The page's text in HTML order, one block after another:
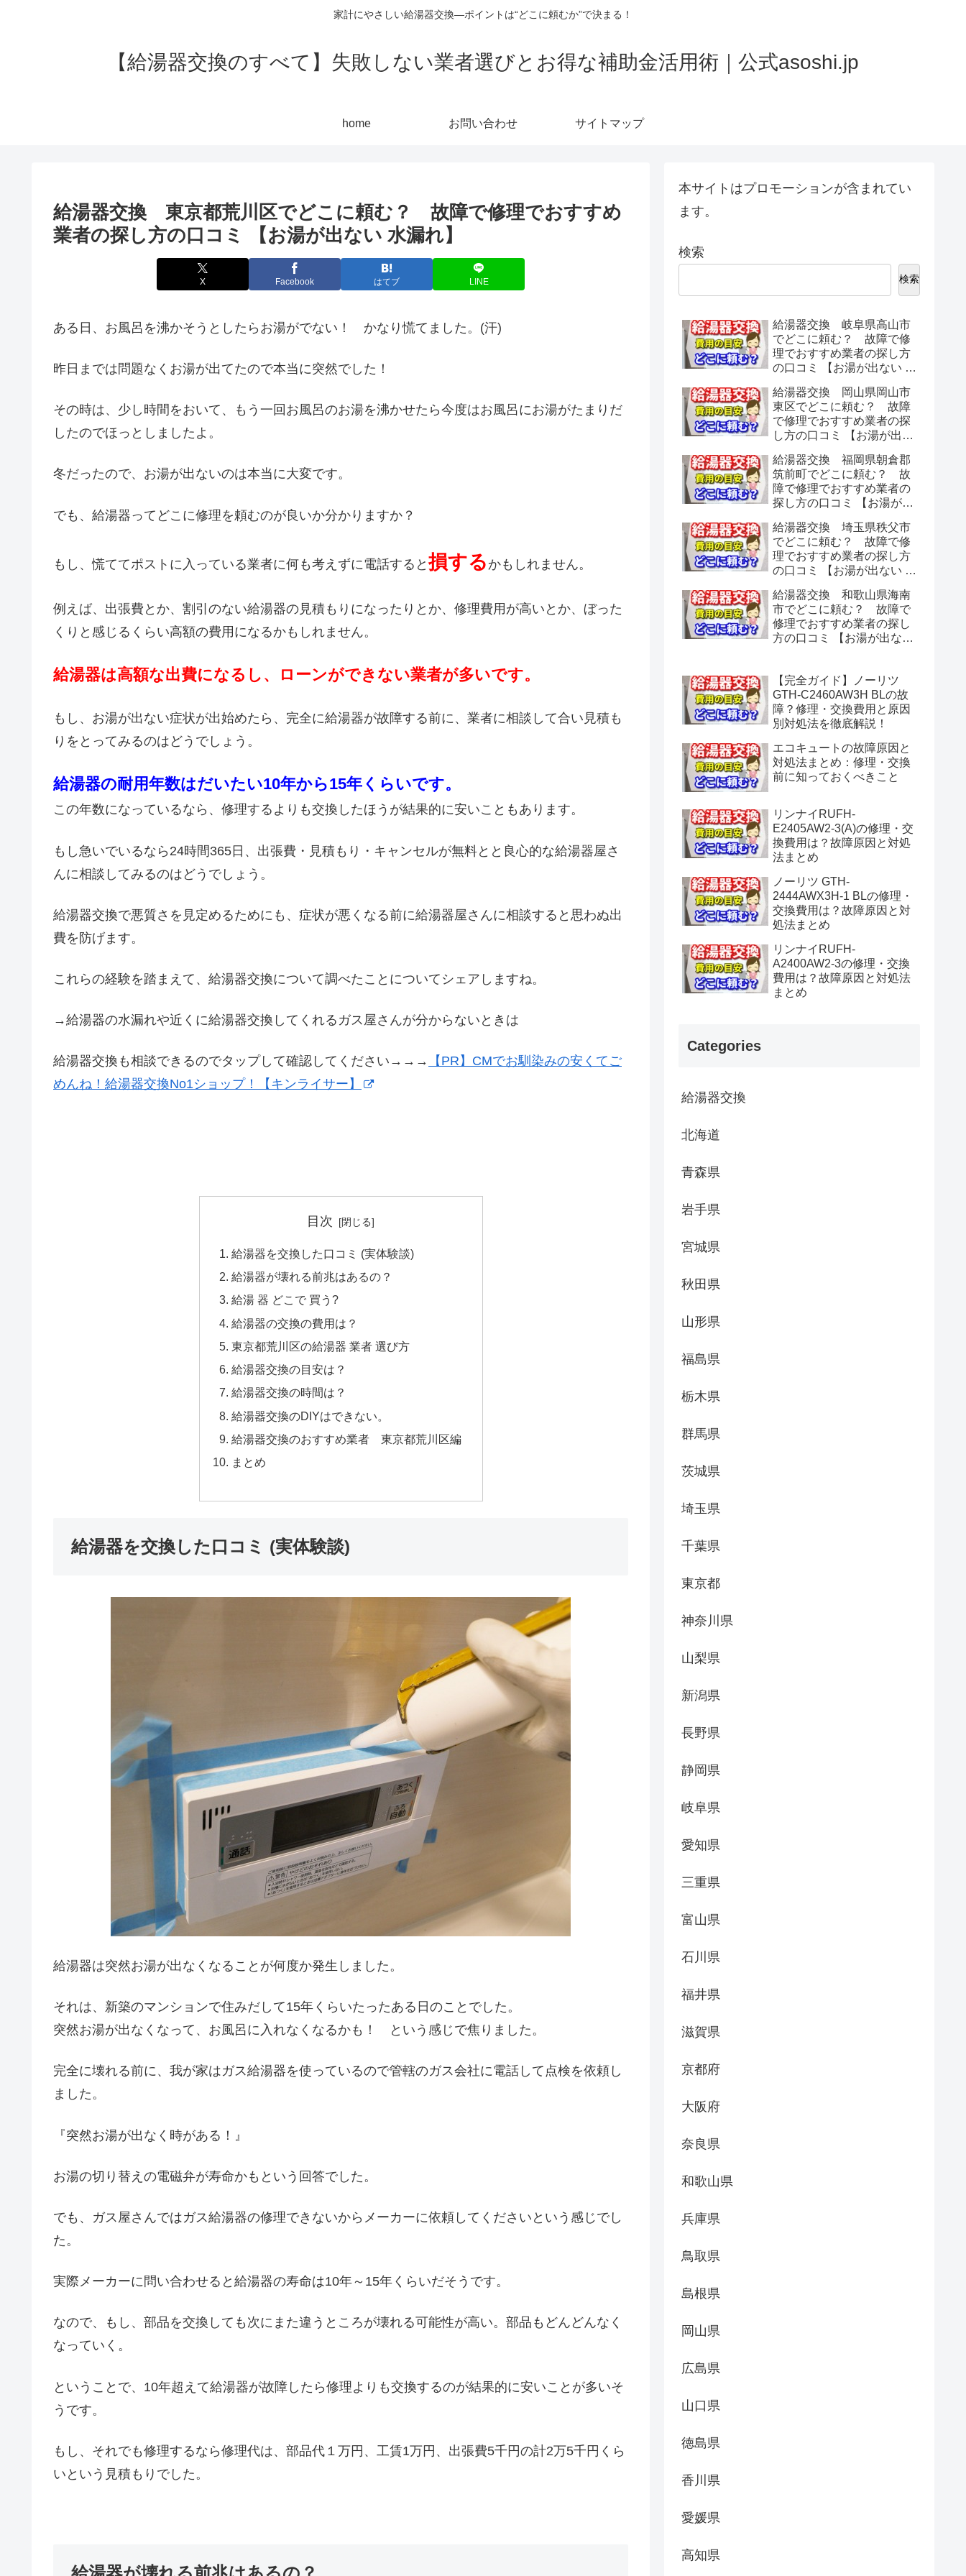
家計にやさしい給湯器交換—ポイントは“どこに頼むか”で決まる！
【給湯器交換のすべて】失敗しない業者選びとお得な補助金活用術｜公式asoshi.jp
home お問い合わせ サイトマップ
給湯器交換 東京都荒川区でどこに頼む？ 故障で修理でおすすめ
業者の探し方の口コミ 【お湯が出ない 水漏れ】
X Facebook はてブ LINE
ある日、お風呂を沸かそうとしたらお湯がでない！ かなり慌てました。(汗)
昨日までは問題なくお湯が出てたので本当に突然でした！
その時は、少し時間をおいて、もう一回お風呂のお湯を沸かせたら今度はお風呂にお湯がたまりだ
したのでほっとしましたよ。
冬だったので、お湯が出ないのは本当に大変です。
でも、給湯器ってどこに修理を頼むのが良いか分かりますか？
もし、慌ててポストに入っている業者に何も考えずに電話すると損する かもしれません。
例えば、出張費とか、割引のない給湯器の見積もりになったりとか、修理費用が高いとか、ぼった
くりと感じるくらい高額の費用になるかもしれません。
給湯器は高額な出費になるし、ローンができない業者が多いです。
もし、お湯が出ない症状が出始めたら、完全に給湯器が故障する前に、業者に相談して合い見積も
りをとってみるのはどうでしょう。
給湯器の耐用年数はだいたい10年から15年くらいです。
この年数になっているなら、修理するよりも交換したほうが結果的に安いこともあります。
もし急いでいるなら24時間365日、出張費・見積もり・キャンセルが無料とと良心的な給湯器屋さ
んに相談してみるのはどうでしょう。
給湯器交換で悪質さを見定めるためにも、症状が悪くなる前に給湯器屋さんに相談すると思わぬ出
費を防げます。
これらの経験を踏まえて、給湯器交換について調べたことについてシェアしますね。
→給湯器の水漏れや近くに給湯器交換してくれるガス屋さんが分からないときは
給湯器交換も相談できるのでタップして確認してください→→→
【PR】CMでお馴染みの安くてご
めんね！給湯器交換No1ショップ！【キンライサー】
目次
給湯器を交換した口コミ (実体験談)
給湯器が壊れる前兆はあるの？
給湯 器 どこで 買う?
給湯器の交換の費用は？
東京都荒川区の給湯器 業者 選び方
給湯器交換の目安は？
給湯器交換の時間は？
給湯器交換のDIYはできない。
給湯器交換のおすすめ業者 東京都荒川区編
まとめ
給湯器を交換した口コミ (実体験談)
給湯器は突然お湯が出なくなることが何度か発生しました。
それは、新築のマンションで住みだして15年くらいたったある日のことでした。
突然お湯が出なくなって、お風呂に入れなくなるかも！ という感じで焦りました。
完全に壊れる前に、我が家はガス給湯器を使っているので管轄のガス会社に電話して点検を依頼し
ました。
『突然お湯が出なく時がある！』
お湯の切り替えの電磁弁が寿命かもという回答でした。
でも、ガス屋さんではガス給湯器の修理できないからメーカーに依頼してくださいという感じでし
た。
実際メーカーに問い合わせると給湯器の寿命は10年～15年くらいだそうです。
なので、もし、部品を交換しても次にまた違うところが壊れる可能性が高い。部品もどんどんなく
なっていく。
ということで、10年超えて給湯器が故障したら修理よりも交換するのが結果的に安いことが多いそ
うです。
もし、それでも修理するなら修理代は、部品代１万円、工賃1万円、出張費5千円の計2万5千円くら
いという見積もりでした。
本サイトはプロモーションが含まれてい
ます。
検索
検索
給湯器交換 岐阜県高山市
でどこに頼む？ 故障で修
理でおすすめ業者の探し方
の口コミ 【お湯が出ない 水
給湯器交換 岡山県岡山市
東区でどこに頼む？ 故障
で修理でおすすめ業者の探
し方の口コミ 【お湯が出な
給湯器交換 福岡県朝倉郡
筑前町でどこに頼む？ 故
障で修理でおすすめ業者の
探し方の口コミ 【お湯が出
給湯器交換 埼玉県秩父市
でどこに頼む？ 故障で修
理でおすすめ業者の探し方
の口コミ 【お湯が出ない 水
給湯器交換 和歌山県海南
市でどこに頼む？ 故障で
修理でおすすめ業者の探し
方の口コミ 【お湯が出ない
【完全ガイド】ノーリツ
GTH-C2460AW3H BLの故
障？修理・交換費用と原因
別対処法を徹底解説！
エコキュートの故障原因と
対処法まとめ：修理・交換
前に知っておくべきこと
リンナイRUFH-
E2405AW2-3(A)の修理・交
換費用は？故障原因と対処
法まとめ
ノーリツ GTH-
2444AWX3H-1 BLの修理・
交換費用は？故障原因と対
処法まとめ
リンナイRUFH-
A2400AW2-3の修理・交換
費用は？故障原因と対処法
まとめ
Categories
給湯器交換
北海道
青森県
岩手県
宮城県
秋田県
山形県
福島県
栃木県
群馬県
茨城県
埼玉県
千葉県
東京都
神奈川県
山梨県
新潟県
長野県
静岡県
岐阜県
愛知県
三重県
富山県
石川県
福井県
滋賀県
京都府
大阪府
奈良県
和歌山県
兵庫県
鳥取県
島根県
岡山県
広島県
山口県
徳島県
香川県
愛媛県
高知県